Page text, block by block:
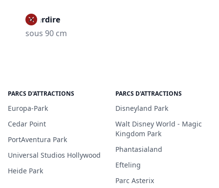
Interdire
sous 90 cm
PARCS D'ATTRACTIONS
Europa-Park
Cedar Point
PortAventura Park
Universal Studios Hollywood
Heide Park
PARCS D'ATTRACTIONS
Disneyland Park
Walt Disney World - Magic
Kingdom Park
Phantasialand
Efteling
Parc Asterix